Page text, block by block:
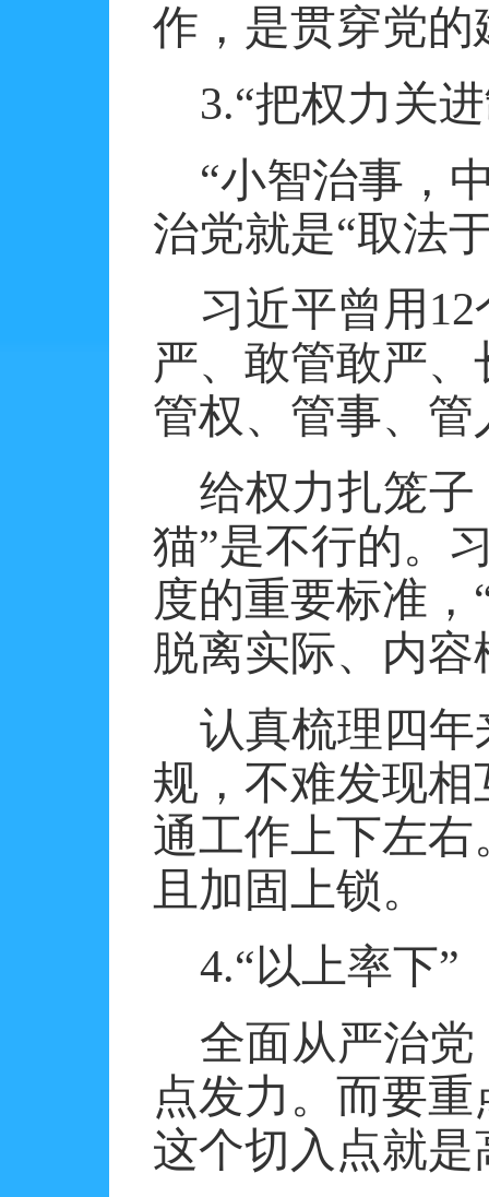
作，是贯穿党
3.“把权力关
“小智治事，
治党就是“取法
习近平曾用 12
严、敢管敢严
管权、管事、管
给权力扎笼
猫”是不行的。
度的重要标准
脱离实际、内
认真梳理四
规，不难发现
通工作上下左
且加固上锁。
4.“以上率下”
全面从严治
点发力。而要
这个切入点就是